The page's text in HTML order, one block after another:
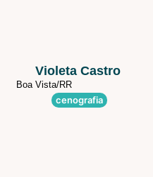
Violeta Castro
Boa Vista/RR
cenografia